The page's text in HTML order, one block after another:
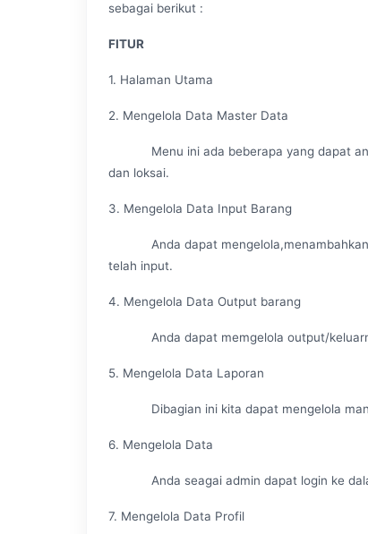
sebagai berikut :
FITUR
1. Halaman Utama
2. Mengelola Data Master Data
Menu ini ada beberapa yang dapat
dan loksai.
3. Mengelola Data Input Barang
Anda dapat mengelola,menambahkan
telah input.
4. Mengelola Data Output barang
Anda dapat memgelola output/
5. Mengelola Data Laporan
Dibagian ini kita dapat mengelola
6. Mengelola Data
Anda seagai admin dapat login ke
7. Mengelola Data Profil